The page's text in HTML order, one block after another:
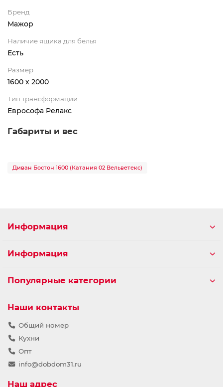
Бренд
Мажор
Наличие ящика для белья
Есть
Размер
1600 х 2000
Тип трансформации
Еврософа Релакс
Габариты и вес
Диван Бостон 1600 (Катания 02 Вельветекс)
Информация
Информация
Популярные категории
Наши контакты
Общий номер
Кухни
Опт
info@dobdom31.ru
Наш адрес